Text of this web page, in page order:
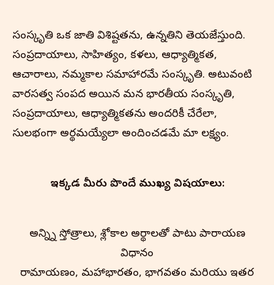
సంస్కృతి ఒక జాతి విశిష్టతను, ఉన్నతిని తెలియజేస్తుంది.
సంప్రదాయాలు, సాహిత్యం, కళలు, ఆధ్యాత్మికత,
ఆచారాలు, నమ్మకాల సమాహారమే సంస్కృతి. అటువంటి
వారసత్వ సంపద అయిన మన భారతీయ సంస్కృతి,
సంప్రదాయాలు, ఆధ్యాత్మికతను అందరికీ చేరేలా,
సులభంగా అర్థమయ్యేలా అందించడమే మా లక్ష్యం.
ఇక్కడ మీరు పొందే ముఖ్య విషయాలు:
అన్న్ని స్తోత్రాలు, శ్లోకాల అర్థాలతో పాటు పారాయణ
విధానం
రామాయణం, మహాభారతం, భాగవతం మరియు ఇతర